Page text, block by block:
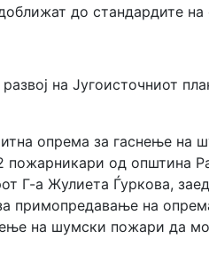
до стандардите
на Југоисточниот
опрема за гаснење
пожарникари од општина
Г-а Жулиета Ѓуркова,
примопредавање на
на шумски пожари да